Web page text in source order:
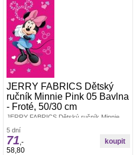
JERRY FABRICS Dětský
ručník Minnie Pink 05 Bavlna
- Froté, 50/30 cm
JERRY FABRICS Dětský ručník Minnie
50x30 cm. Šikovný dětský ručník do
koupelny, do školky i na cestyMateriál:
100% Bavlna - FrotéRozměr: 1x 50/30 cm
5 dní
71,-
58,80